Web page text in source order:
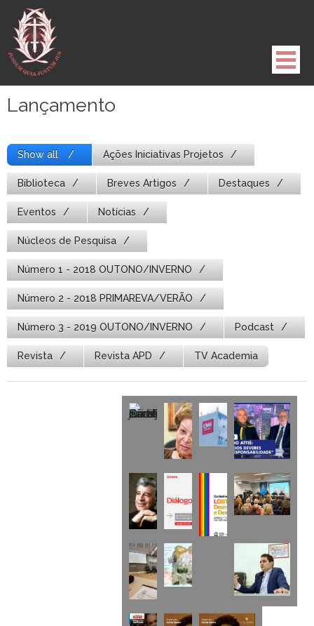
para
conteúdo
Lançamento
Show all Ações Iniciativas Projetos
Biblioteca Breves Artigos Destaques
Eventos Notícias
Núcleos de Pesquisa
Número 1 - 2018 OUTONO/INVERNO
Número 2 - 2018 PRIMAREVA/VERÃO
Número 3 - 2019 OUTONO/INVERNO Podcast
Revista Revista APD TV Academia